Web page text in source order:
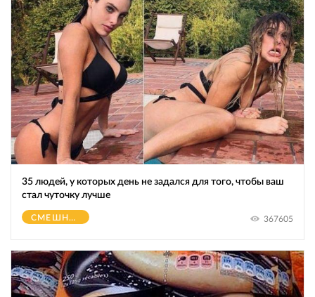
35 людей, у которых день не задался для того, чтобы ваш
стал чуточку лучше
СМЕШНОЕ 367605